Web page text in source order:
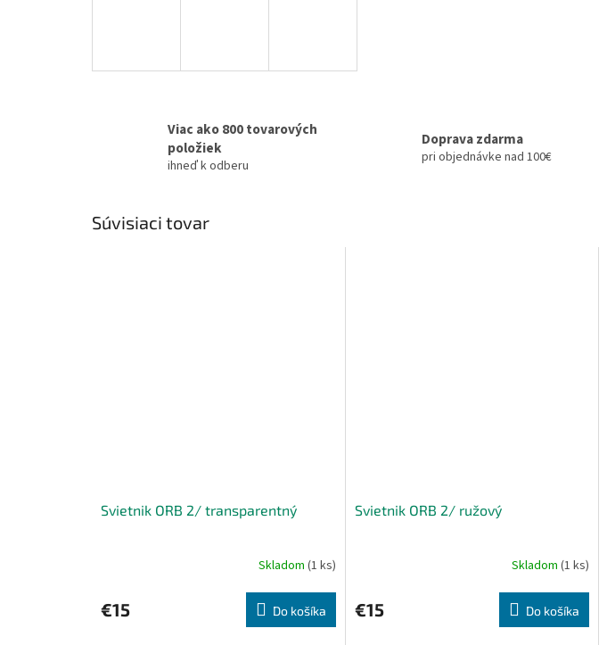
Viac ako 800 tovarových
položiek
ihneď k odberu
Doprava zdarma
pri objednávke nad 100€
Súvisiaci tovar
Svietnik ORB 2/ transparentný
Skladom (1 ks)
€15 Do košíka
Svietnik ORB 2/ ružový
Skladom (1 ks)
€15 Do košíka